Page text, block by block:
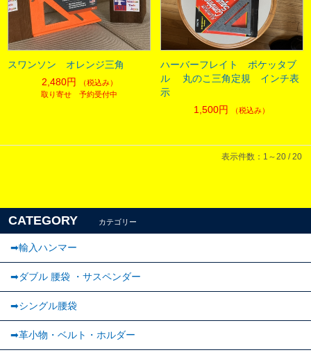
スワンソン オレンジ三角
2,480円
（税込み）
取り寄せ 予約受付中
ハーバーフレイト ポケッタブ
ル 丸のこ三角定規 インチ表
示
1,500円
（税込み）
表示件数：1～20 / 20
CATEGORY カテゴリー
➡輸入ハンマー
➡ダブル 腰袋 ・サスペンダー
➡︎シングル腰袋
➡︎革小物・ベルト・ホルダー